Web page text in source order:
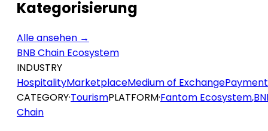
Kategorisierung
Alle ansehen →
BNB Chain Ecosystem
INDUSTRY
HospitalityMarketplaceMedium of Exchange
CATEGORY·TourismPLATFORM·Fantom Ecosystem,
Chain